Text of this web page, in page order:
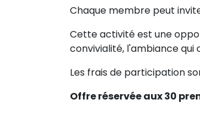
Chaque membre peut
Cette activité est une
convivialité, l'ambiance qui
Les frais de participation
Offre réservée aux 30